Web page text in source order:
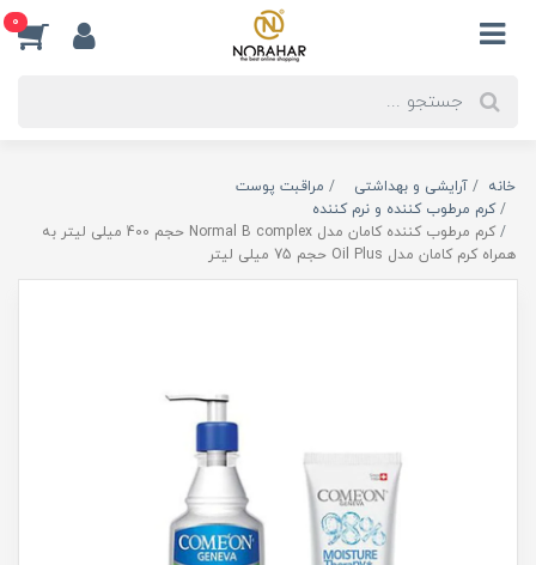
0
خانه آرایشی و بهداشتی
مراقبت پوست
کرم مرطوب کننده و نرم کننده
کرم مرطوب کننده کامان مدل Normal B complex حجم 400 میلی لیتر به
همراه کرم کامان مدل Oil Plus حجم 75 میلی لیتر